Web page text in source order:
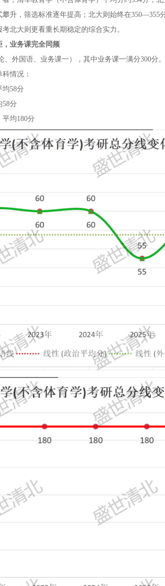
升，筛选标准逐年提高；北大则始终在
北大则更看重长期稳定的综合实力。
业务课完全同频
外国语、业务课一），其中业务课一满分300分。
情况：
均58分
58分
平均180分